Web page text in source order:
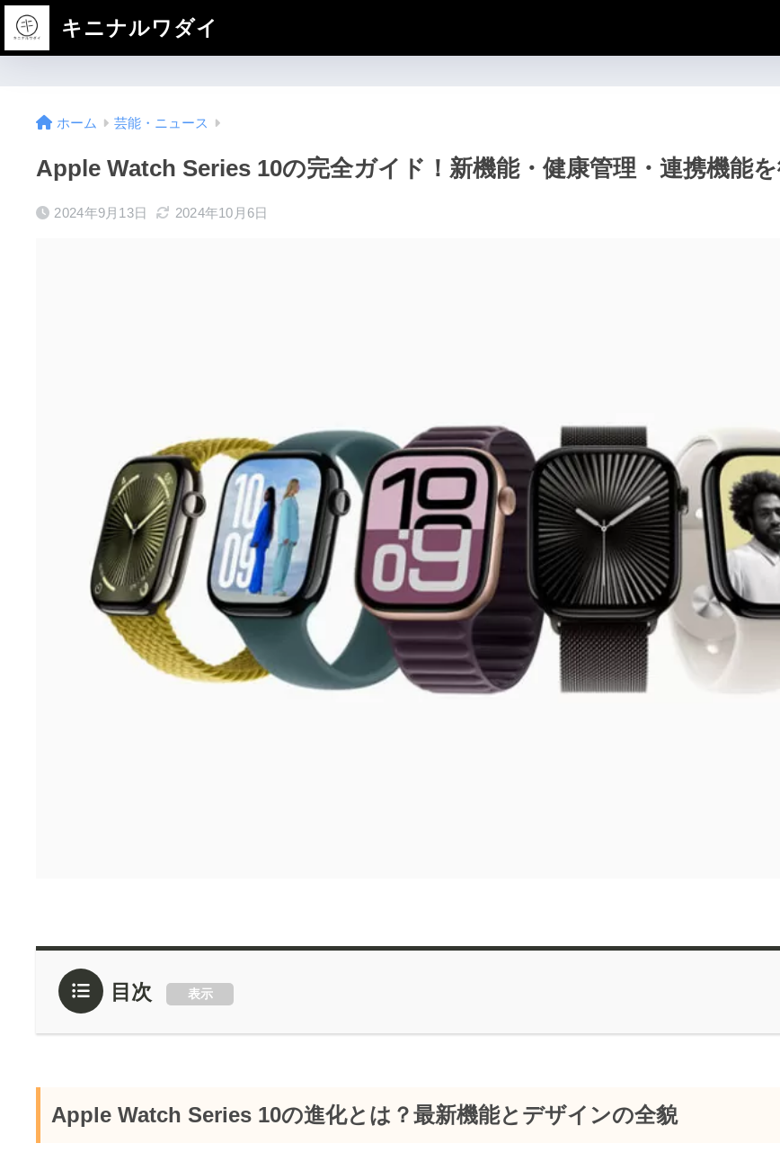
キニナルワダイ
ホーム 芸能・ニュース
Apple Watch Series 10の完全ガイド！新機能・健康管理・連携機能を
2024年9月13日 2024年10月6日
目次 表示
Apple Watch Series 10の進化とは？最新機能とデザインの全貌